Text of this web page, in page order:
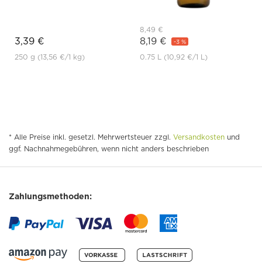
3,39 €
250 g (13,56 €/1 kg)
8,49 €
8,19 € -3 %
0.75 L (10,92 €/1 L)
* Alle Preise inkl. gesetzl. Mehrwertsteuer zzgl. Versandkosten und
ggf. Nachnahmegebühren, wenn nicht anders beschrieben
Zahlungsmethoden: